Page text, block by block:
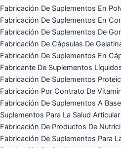
Fabricación De Suplementos En
Fabricación De Suplementos En
Fabricación De Suplementos De
Fabricación De Cápsulas De
Fabricación De Suplementos En
Fabricante De Suplementos
Fabricación De Suplementos
Fabricación Por Contrato De
Fabricación De Suplementos A
Suplementos Para La Salud Articular
Fabricación De Productos De
Fabricación De Suplementos Para